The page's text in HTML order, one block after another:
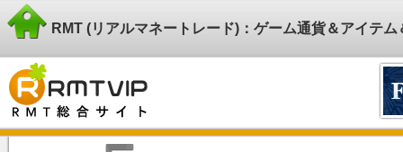
RMT (リアルマネートレード)：ゲーム通貨＆アイテ